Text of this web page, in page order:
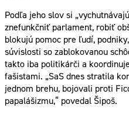
Podľa jeho slov si
znefunkčniť parlament, robiť
blokujú pomoc pre ľudí,
súvislosti so zablokovanou
takto iba politikárči a
fašistami. „SaS dnes stratila
jednom brehu, bojovali proti
papalášizmu,“ povedal Šipoš.